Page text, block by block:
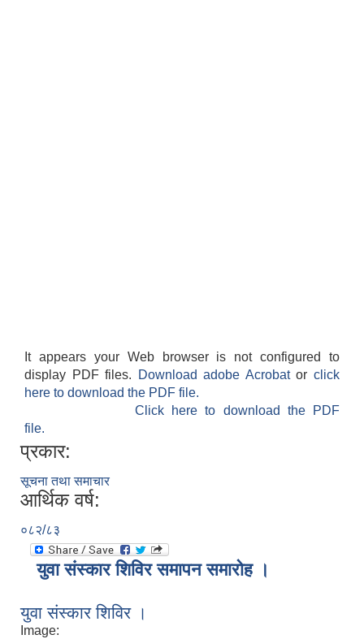
It appears your Web browser is not configured to
display PDF files.
Download adobe Acrobatorclick
here to download the PDF file.
Click here to download the PDF
file.
प्रकार:
सूचना तथा समाचार
आर्थिक वर्ष:
०८२/८३
युवा संस्कार शिविर समापन समारोह ।
युवा संस्कार शिविर ।
Image: